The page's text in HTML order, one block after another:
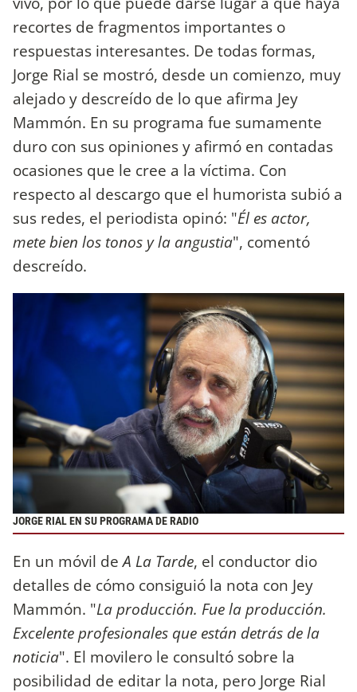
recortes de fragmentos importantes o
respuestas interesantes. De todas formas,
Jorge Rial se mostró, desde un comienzo, muy
alejado y descreído de lo que afirma Jey
Mammón. En su programa fue sumamente
duro con sus opiniones y afirmó en contadas
ocasiones que le cree a la víctima. Con
respecto al descargo que el humorista subió a
sus redes, el periodista opinó: "Él es actor,
mete bien los tonos y la angustia", comentó
descreído.
JORGE RIAL EN SU PROGRAMA DE RADIO
En un móvil deA La Tarde, el conductor dio
detalles de cómo consiguió la nota con Jey
Mammón. "La producción. Fue la producción.
Excelente profesionales que están detrás de la
noticia". El movilero le consultó sobre la
posibilidad de editar la nota, pero Jorge Rial